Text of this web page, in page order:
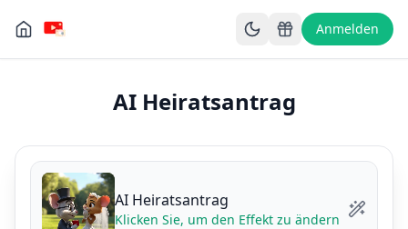
Anmelden
AI Heiratsantrag
AI Heiratsantrag
Klicken Sie, um den Effekt zu ändern